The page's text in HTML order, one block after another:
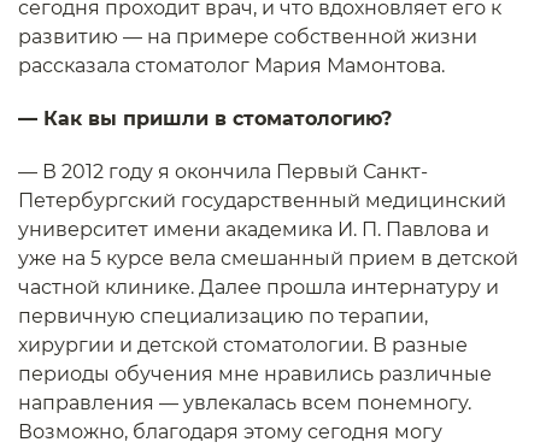
сегодня проходит врач, и что вдохновляет его к
развитию — на примере собственной жизни
рассказала стоматолог Мария Мамонтова.
— Как вы пришли в стоматологию?
— В 2012 году я окончила Первый Санкт-
Петербургский государственный медицинский
университет имени академика И. П. Павлова и
уже на 5 курсе вела смешанный прием в детской
частной клинике. Далее прошла интернатуру и
первичную специализацию по терапии,
хирургии и детской стоматологии. В разные
периоды обучения мне нравились различные
направления — увлекалась всем понемногу.
Возможно, благодаря этому сегодня могу